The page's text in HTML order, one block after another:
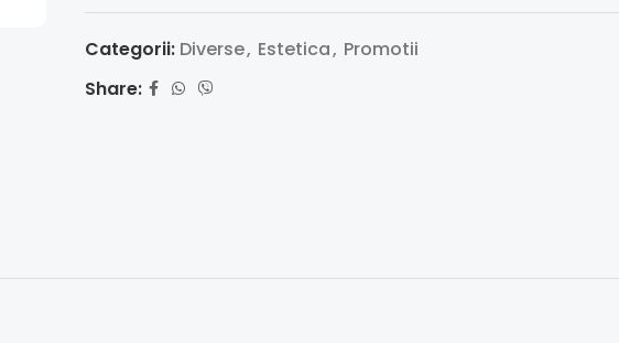
Categorii: Diverse, Estetica, Promotii
Share: